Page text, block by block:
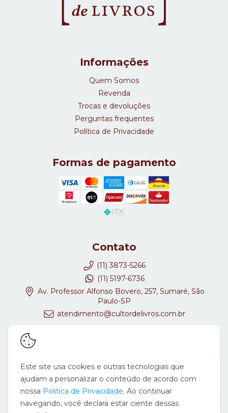
Informações
Quem Somos
Revenda
Trocas e devoluções
Perguntas frequentes
Política de Privacidade
Formas de pagamento
Contato
(11) 3873-5266
(11) 5197-6736
Av. Professor Alfonso Bovero, 257, Sumaré, São
Paulo-SP
atendimento@cultordelivros.com.br
Este site usa cookies e outras tecnologias que
ajudam a personalizar o conteúdo de acordo com
nossa Politica de Privacidade. Ao continuar
navegando, você declara estar ciente dessas